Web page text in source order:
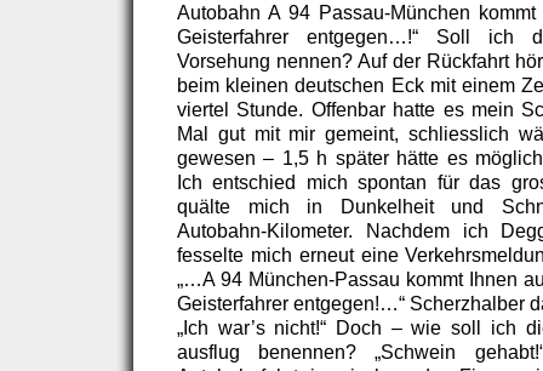
Autobahn A 94 Passau-München
Geisterfahrer entgegen…!“ Soll ich
Vorsehung nennen? Auf der Rückfahrt
beim kleinen deutschen Eck mit einem
viertel Stunde. Offenbar hatte es mein
Mal gut mit mir gemeint, schliesslich
gewesen – 1,5 h später hätte es
Ich entschied mich spontan für das
quälte mich in Dunkelheit und
Autobahn-Kilometer. Nachdem ich
fesselte mich erneut eine
„…A 94 München-Passau kommt Ihnen
Geisterfahrer entgegen!…“ Scherzhalber
„Ich war’s nicht!“ Doch – wie soll ich
ausflug benennen? „Schwein